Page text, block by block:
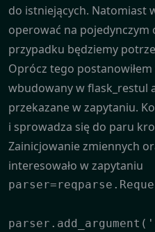
do istniejących. Natomiast
operować na pojedynczym
przypadku będziemy
Oprócz tego
wbudowany w flask_restul
przekazane w zapytaniu.
i sprowadza się do paru
Zainicjowanie zmiennych
interesowało w zapytaniu